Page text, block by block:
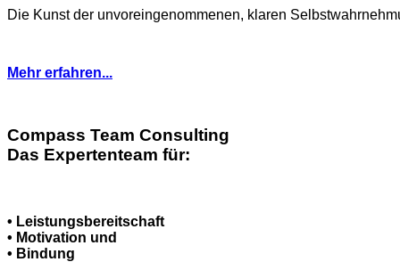
Die Kunst der unvoreingenommenen, klaren
Mehr erfahren...
Compass Team Consulting
Das Expertenteam für:
• Leistungsbereitschaft
• Motivation und
• Bindung